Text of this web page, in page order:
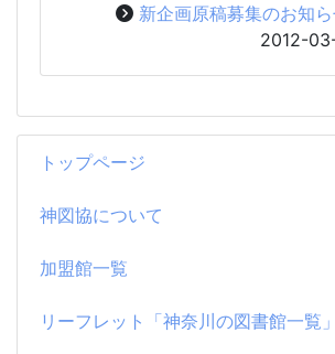
トップページ
神図協について
加盟館一覧
リーフレット「神奈川の図書館一覧」
新企画原稿募集のお知
2012-